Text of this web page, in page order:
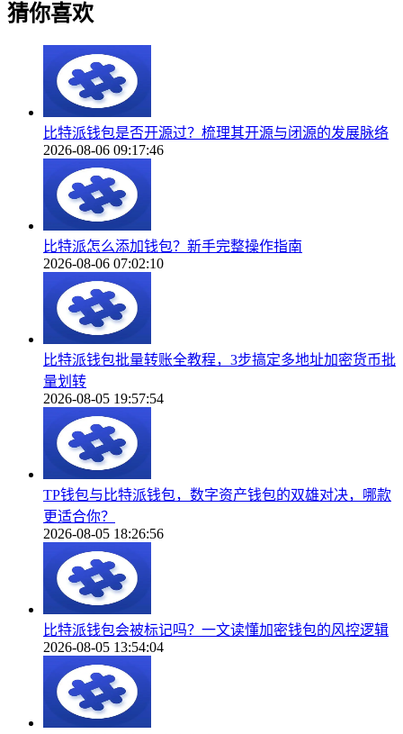
猜你喜欢
比特派钱包是否开源过？梳理其开源与闭源的发展脉络
2026-08-06 09:17:46
比特派怎么添加钱包？新手完整操作指南
2026-08-06 07:02:10
比特派钱包批量转账全教程，3步搞定多地址加密货币批
量划转
2026-08-05 19:57:54
TP钱包与比特派钱包，数字资产钱包的双雄对决，哪款
更适合你？
2026-08-05 18:26:56
比特派钱包会被标记吗？一文读懂加密钱包的风控逻辑
2026-08-05 13:54:04